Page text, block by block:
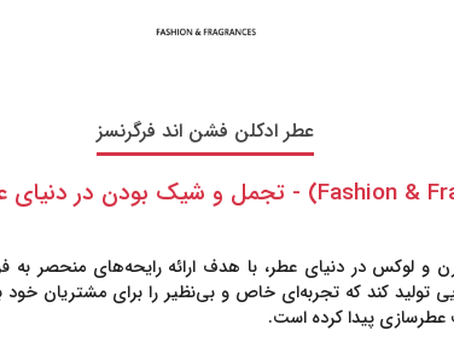
عطر ادکلن فشن اند فرگرنسز
و لوکس در دنیای عطر، با هدف ارائه رایحه‌های منحصر به
تولید کند که تجربه‌ای خاص و بی‌نظیر را برای مشتریان
پیدا کرده است.